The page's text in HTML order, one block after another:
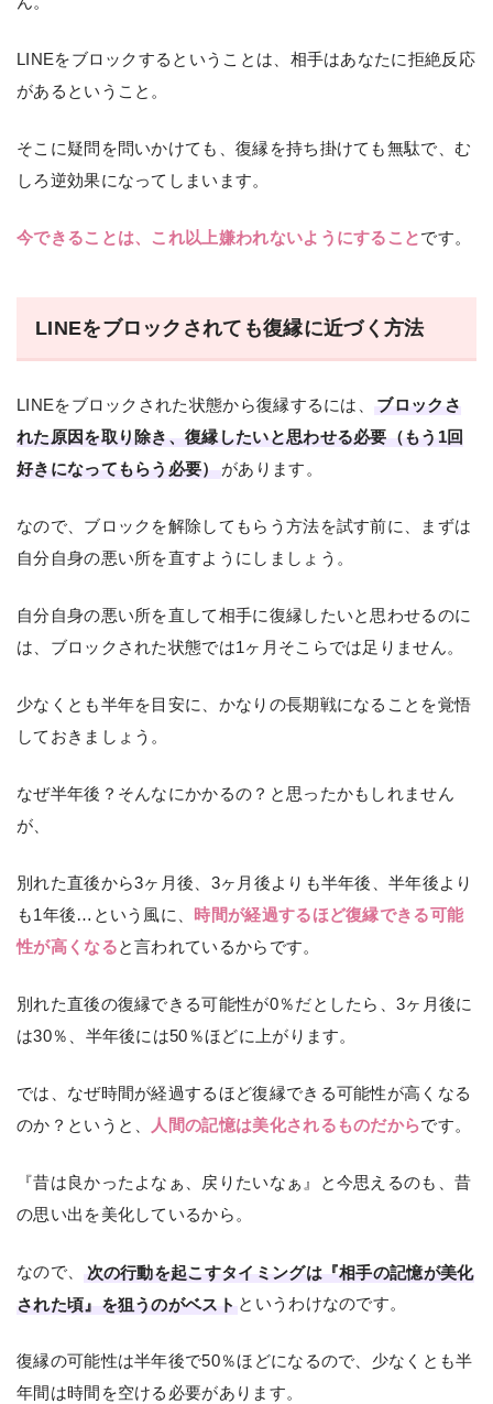
LINEをブロックするということは、相手はあなたに拒絶反応
があるということ。
そこに疑問を問いかけても、復縁を持ち掛けても無駄で、む
しろ逆効果になってしまいます。
今できることは、これ以上嫌われないようにすることです。
LINEをブロックされても復縁に近づく方法
LINEをブロックされた状態から復縁するには、
ブロックさ
れた原因を取り除き、復縁したいと思わせる必要（もう1回
好きになってもらう必要）
があります。
なので、ブロックを解除してもらう方法を試す前に、まずは
自分自身の悪い所を直すようにしましょう。
自分自身の悪い所を直して相手に復縁したいと思わせるのに
は、ブロックされた状態では1ヶ月そこらでは足りません。
少なくとも半年を目安に、かなりの長期戦になることを覚悟
しておきましょう。
なぜ半年後？そんなにかかるの？と思ったかもしれません
が、
別れた直後から3ヶ月後、3ヶ月後よりも半年後、半年後より
も1年後…という風に、 時間が経過するほど復縁できる可能
性が高くなると言われているからです。
別れた直後の復縁できる可能性が0％だとしたら、3ヶ月後に
は30％、半年後には50％ほどに上がります。
では、なぜ時間が経過するほど復縁できる可能性が高くなる
のか？というと、
人間の記憶は美化されるものだからです。
『昔は良かったよなぁ、戻りたいなぁ』と今思えるのも、昔
の思い出を美化しているから。
なので、
次の行動を起こすタイミングは『相手の記憶が美化
された頃』を狙うのがベスト というわけなのです。
復縁の可能性は半年後で50％ほどになるので、少なくとも半
年間は時間を空ける必要があります。